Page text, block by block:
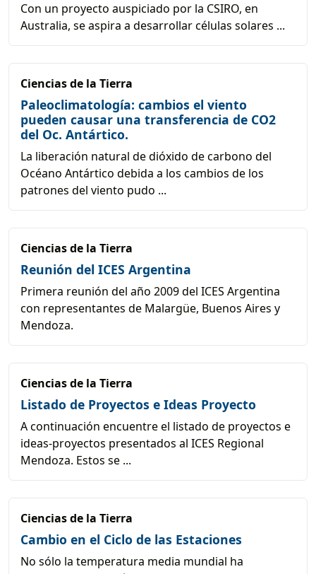
Con un proyecto auspiciado por la CSIRO, en
Australia, se aspira a desarrollar células solares ...
Ciencias de la Tierra
Paleoclimatología: cambios el viento
pueden causar una transferencia de CO2
del Oc. Antártico.
La liberación natural de dióxido de carbono del
Océano Antártico debida a los cambios de los
patrones del viento pudo ...
Ciencias de la Tierra
Reunión del ICES Argentina
Primera reunión del año 2009 del ICES Argentina
con representantes de Malargüe, Buenos Aires y
Mendoza.
Ciencias de la Tierra
Listado de Proyectos e Ideas Proyecto
A continuación encuentre el listado de proyectos e
ideas-proyectos presentados al ICES Regional
Mendoza. Estos se ...
Ciencias de la Tierra
Cambio en el Ciclo de las Estaciones
No sólo la temperatura media mundial ha